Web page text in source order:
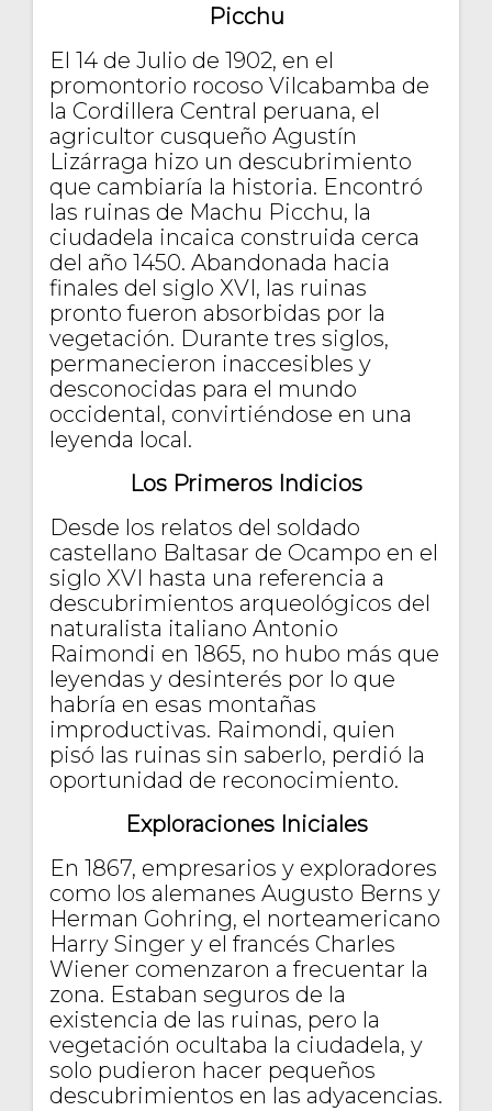
Picchu
El 14 de Julio de 1902, en el
promontorio rocoso Vilcabamba de
la Cordillera Central peruana, el
agricultor cusqueño Agustín
Lizárraga hizo un descubrimiento
que cambiaría la historia. Encontró
las ruinas de Machu Picchu, la
ciudadela incaica construida cerca
del año 1450. Abandonada hacia
finales del siglo XVI, las ruinas
pronto fueron absorbidas por la
vegetación. Durante tres siglos,
permanecieron inaccesibles y
desconocidas para el mundo
occidental, convirtiéndose en una
leyenda local.
Los Primeros Indicios
Desde los relatos del soldado
castellano Baltasar de Ocampo en el
siglo XVI hasta una referencia a
descubrimientos arqueológicos del
naturalista italiano Antonio
Raimondi en 1865, no hubo más que
leyendas y desinterés por lo que
habría en esas montañas
improductivas. Raimondi, quien
pisó las ruinas sin saberlo, perdió la
oportunidad de reconocimiento.
Exploraciones Iniciales
En 1867, empresarios y exploradores
como los alemanes Augusto Berns y
Herman Gohring, el norteamericano
Harry Singer y el francés Charles
Wiener comenzaron a frecuentar la
zona. Estaban seguros de la
existencia de las ruinas, pero la
vegetación ocultaba la ciudadela, y
solo pudieron hacer pequeños
descubrimientos en las adyacencias.